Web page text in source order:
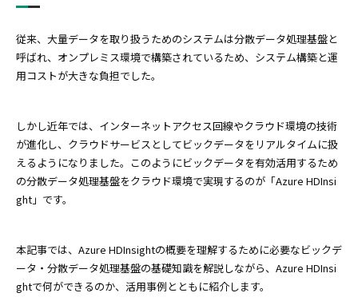
従来、大量データを取り扱うためのシステムは分散データ処理基盤と
呼ばれ、オンプレミス環境で構築されているため、システム構築と運
用コストが大きな負担でした。
しかし近年では、インターネットアクセス回線やクラウド環境の技術
が進化し、クラウドサービスとしてビックデータをリアルタイムに扱
えるようになりました。このようにビックデータを有効活用するため
の分散データ処理基盤をクラウド環境で実現するのが「Azure HDInsi
ght」です。
本記事では、Azure HDInsightの概要を理解するために必要なビックデ
ータ・分散データ処理基盤の基礎知識を解説しながら、Azure HDInsi
ghtで何ができるのか、活用事例とともに紹介します。